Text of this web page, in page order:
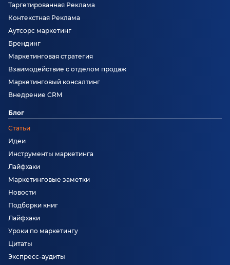
Таргетированная Реклама
Контекстная Реклама
Аутсорс маркетинг
Брендинг
Маркетинговая стратегия
Взаимодействие с отделом продаж
Маркетинговый консалтинг
Внедрение CRM
Блог
Статьи
Идеи
Инструменты маркетинга
Лайфхаки
Маркетинговые заметки
Новости
Подборки книг
Лайфхаки
Уроки по маркетингу
Цитаты
Экспресс-аудиты